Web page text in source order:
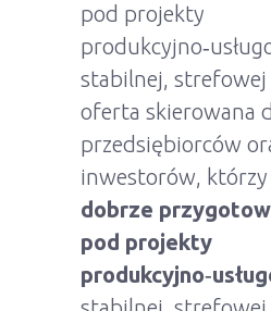
pod projekty
stabilnej, strefowej
oferta skierowana
przedsiębiorców
inwestorów, którzy
dobrze
pod projekty